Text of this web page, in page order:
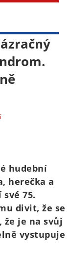
hudební
herečka a
75.
divit, že se
že je na svůj
vystupuje